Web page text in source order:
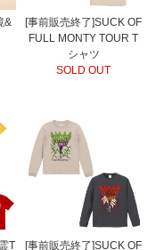
&
[事前販売終了]SUCK OF
FULL MONTY TOUR T
シャツ
SOLD OUT
T [事前販売終了]SUCK OF